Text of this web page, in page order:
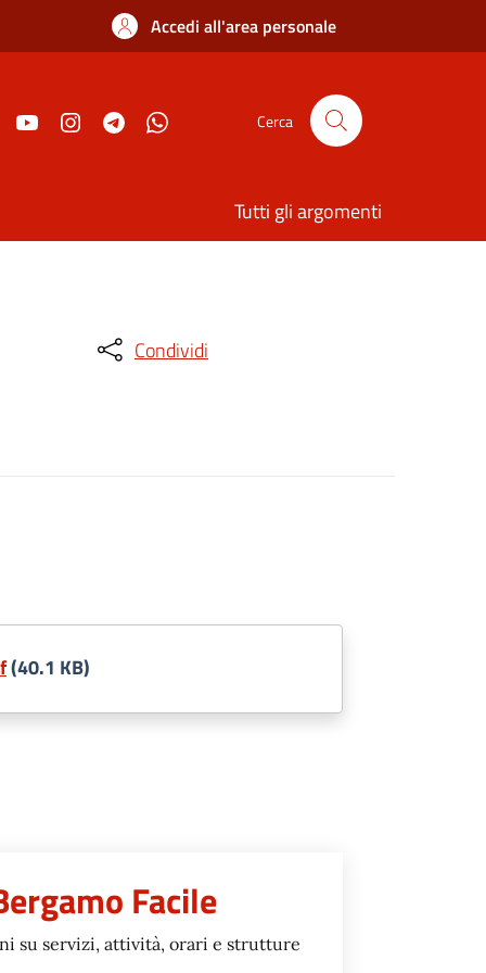
Accedi all'area personale
Cerca
Tutti gli argomenti
Condividi
(40.1 KB)
Facile
su servizi, attività, orari e strutture